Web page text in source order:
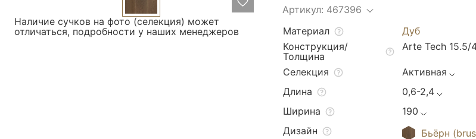
Наличие сучков на фото (селекция) может
отличаться, подробности у наших менеджеров
Артикул: 467396
Материал
Дуб
Конструкция/
Толщина
Arte Tech 15.5/
Селекция
Активная
Длина
0,6-2,4
Ширина
190
Дизайн
Бьёрн